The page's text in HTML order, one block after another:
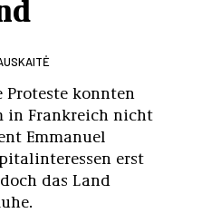
konnten
in Frankreich nicht
Emmanuel
erst
das Land